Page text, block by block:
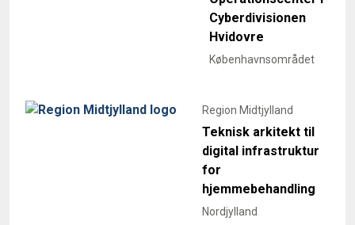
Cyberdivisionen
Hvidovre
Københavnsområdet
Region Midtjylland
Teknisk arkitekt til
digital infrastruktur
for
hjemmebehandling
Nordjylland